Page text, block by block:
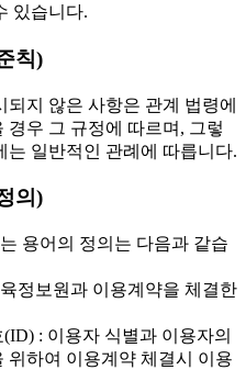
있습니다.
칙)
되지 않은 사항은 관계 법령에
경우 그 규정에 따르며, 그렇
는 일반적인 관례에 따릅니다.
의)
용어의 정의는 다음과 같습
정보원과 이용계약을 체결한
: 이용자 식별과 이용자의
위하여 이용계약 체결시 이용